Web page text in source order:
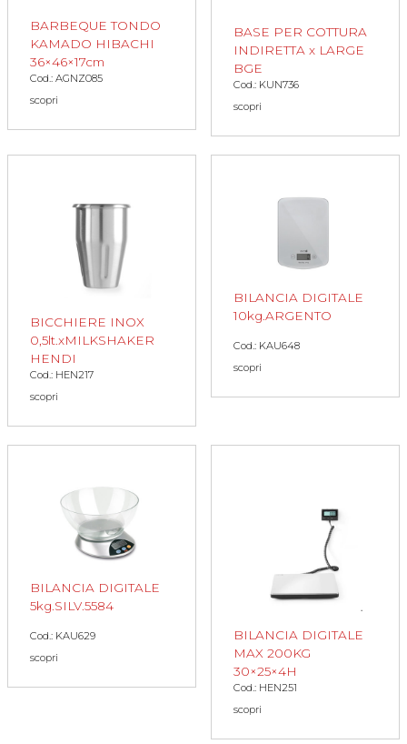
BARBEQUE TONDO
KAMADO HIBACHI
36×46×17cm
Cod.: AGNZ085
scopri
BASE PER COTTURA
INDIRETTA x LARGE
BGE
Cod.: KUN736
scopri
BICCHIERE INOX
0,5lt.xMILKSHAKER
HENDI
Cod.: HEN217
scopri
BILANCIA DIGITALE
10kg.ARGENTO
Cod.: KAU648
scopri
BILANCIA DIGITALE
5kg.SILV.5584
Cod.: KAU629
scopri
BILANCIA DIGITALE
MAX 200KG
30×25×4H
Cod.: HEN251
scopri